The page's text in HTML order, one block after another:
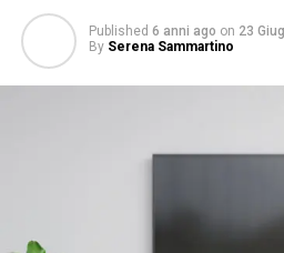
Published 6 anni ago on 23
By Serena Sammartino